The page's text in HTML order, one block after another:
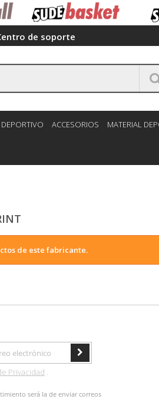
de soporte
ACCESORIOS MATERIAL
de este fabricante.
Privacidad .
será la de enviar correos